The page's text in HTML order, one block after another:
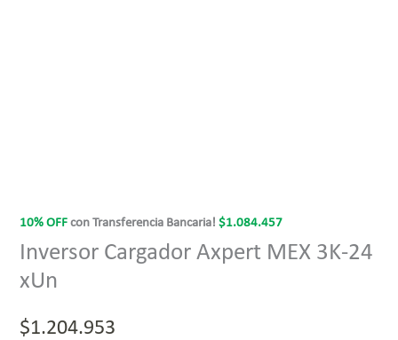
10% OFF con Transferencia Bancaria!$1.084.457
Inversor Cargador Axpert MEX 3K-24
xUn
$1.204.953